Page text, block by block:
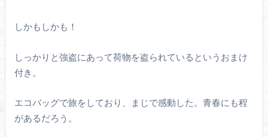
しかもしかも！
しっかりと強盗にあって荷物を盗られているというおまけ
付き。
エコバッグで旅をしており、まじで感動した。青春にも程
があるだろう。